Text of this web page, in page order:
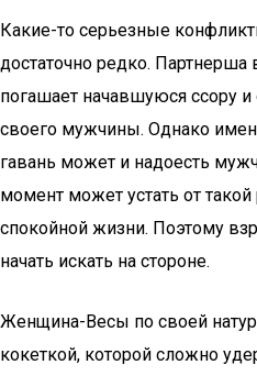
Какие-то серьезные
достаточно редко.
погашает начавшуюся ссору и
своего мужчины. Однако
гавань может и надоесть
момент может устать от
спокойной жизни. Поэтому
начать искать на стороне.
Женщина-Весы по своей
кокеткой, которой сложно